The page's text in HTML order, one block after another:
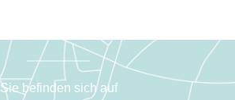
Sie befinden sich auf